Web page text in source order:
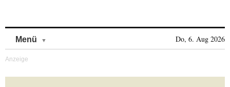
Menü Do, 6. Aug 2026